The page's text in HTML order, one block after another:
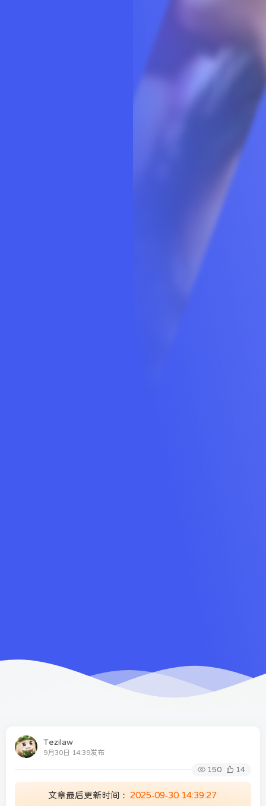
Tezilaw
9月30日 14:39发布
150 14
文章最后更新时间： 2025-09-30 14:39:27